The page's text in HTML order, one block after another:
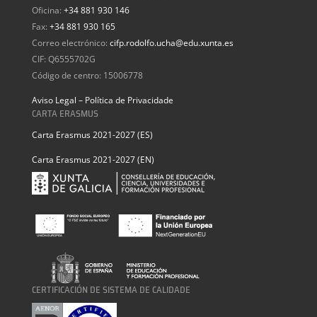
Oficina: +34 881 930 146
Fax: +34 881 930 165
Correo electrónico: cifp.rodolfo.ucha@edu.xunta.es
CIF: Q6555702G
Código de centro: 15006778
Aviso Legal – Política de Privacidade
CARTA ERASMUS
Carta Erasmus 2021-2027 (ES)
Carta Erasmus 2021-2027 (EN)
CERTIFICACIÓN DE SISTEMA DE CALIDADE